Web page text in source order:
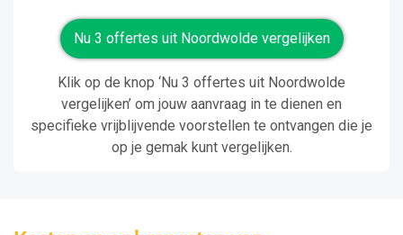
Nu 3 offertes uit Noordwolde vergelijken
Klik op de knop ‘Nu 3 offertes uit Noordwolde
vergelijken’ om jouw aanvraag in te dienen en
specifieke vrijblijvende voorstellen te ontvangen die je
op je gemak kunt vergelijken.